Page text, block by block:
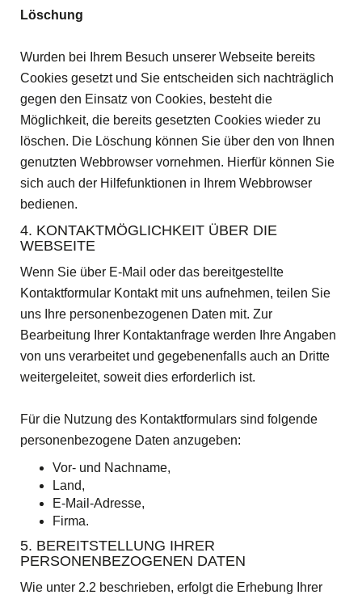
Löschung
Wurden bei Ihrem Besuch unserer Webseite bereits
Cookies gesetzt und Sie entscheiden sich nachträglich
gegen den Einsatz von Cookies, besteht die
Möglichkeit, die bereits gesetzten Cookies wieder zu
löschen. Die Löschung können Sie über den von Ihnen
genutzten Webbrowser vornehmen. Hierfür können Sie
sich auch der Hilfefunktionen in Ihrem Webbrowser
bedienen.
4. KONTAKTMÖGLICHKEIT ÜBER DIE
WEBSEITE
Wenn Sie über E-Mail oder das bereitgestellte
Kontaktformular Kontakt mit uns aufnehmen, teilen Sie
uns Ihre personenbezogenen Daten mit. Zur
Bearbeitung Ihrer Kontaktanfrage werden Ihre Angaben
von uns verarbeitet und gegebenenfalls auch an Dritte
weitergeleitet, soweit dies erforderlich ist.
Für die Nutzung des Kontaktformulars sind folgende
personenbezogene Daten anzugeben:
Vor- und Nachname,
Land,
E-Mail-Adresse,
Firma.
5. BEREITSTELLUNG IHRER
PERSONENBEZOGENEN DATEN
Wie unter 2.2 beschrieben, erfolgt die Erhebung Ihrer